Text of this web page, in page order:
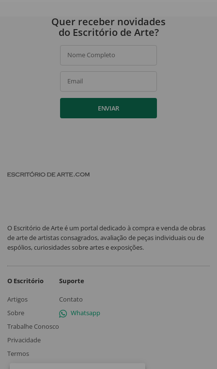
Quer receber novidades
do Escritório de Arte?
Nome Completo
Email
ENVIAR
O Escritório de Arte é um portal dedicado à compra e venda de obras
de arte de artistas consagrados, avaliação de peças individuais ou de
espólios, curiosidades sobre artes e exposições.
O Escritório
Artigos
Sobre
Trabalhe Conosco
Privacidade
Termos
Suporte
Contato
Whatsapp